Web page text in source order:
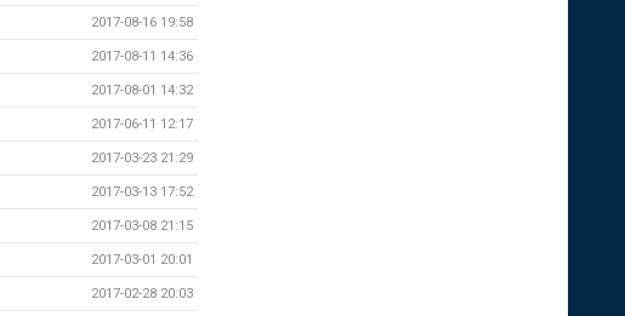
2017-08-16 19:58
2017-08-11 14:36
2017-08-01 14:32
2017-06-11 12:17
2017-03-23 21:29
2017-03-13 17:52
2017-03-08 21:15
2017-03-01 20:01
2017-02-28 20:03